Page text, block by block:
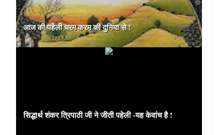
आज की पहेली धरम करम की दुनिया से !
सिद्धार्थ शंकर त्रिपाठी जी ने जीती पहेली -यह केवांच है !